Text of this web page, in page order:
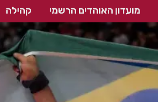
מועדון האוהדים הרשמי קהילה